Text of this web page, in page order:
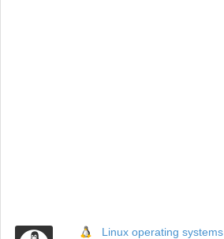
Linux operating systems